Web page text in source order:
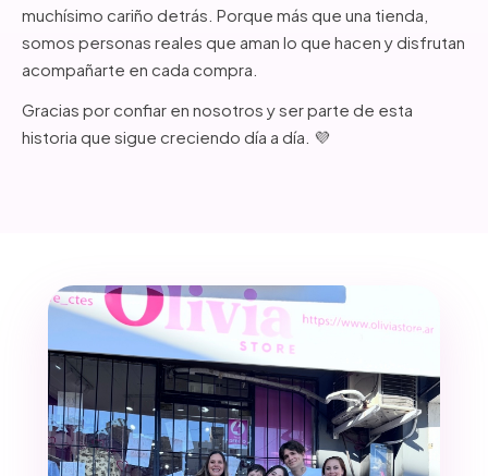
muchísimo cariño detrás. Porque más que una tienda,
somos personas reales que aman lo que hacen y disfrutan
acompañarte en cada compra.
Gracias por confiar en nosotros y ser parte de esta
historia que sigue creciendo día a día. 💜